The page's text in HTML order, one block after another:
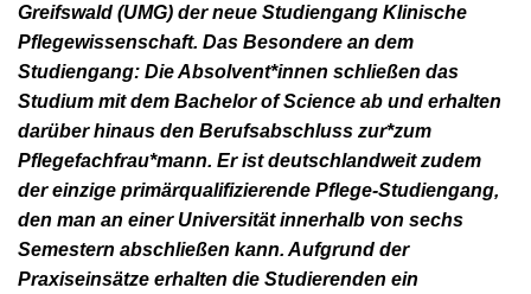
Greifswald (UMG) der neue Studiengang Klinische
Pflegewissenschaft. Das Besondere an dem
Studiengang: Die Absolvent*innen schließen das
Studium mit dem Bachelor of Science ab und erhalten
darüber hinaus den Berufsabschluss zur*zum
Pflegefachfrau*mann. Er ist deutschlandweit zudem
der einzige primärqualifizierende Pflege-Studiengang,
den man an einer Universität innerhalb von sechs
Semestern abschließen kann. Aufgrund der
Praxiseinsätze erhalten die Studierenden ein